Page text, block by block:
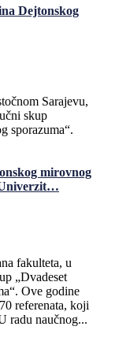
Dejtonskog
Sarajevu,
skup
sporazuma“.
mirovnog
fakulteta, u
„Dvadeset
Ove godine
referenata, koji
radu naučnog...